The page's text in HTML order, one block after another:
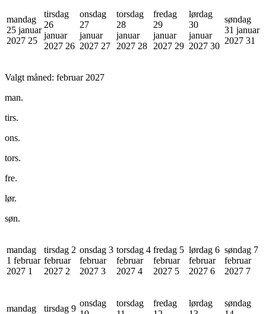
mandag
25 januar
2027 25
tirsdag
26
januar
2027 26
onsdag
27
januar
2027 27
torsdag
28
januar
2027 28
fredag
29
januar
2027 29
lørdag
30
januar
2027 30
søndag
31 januar
2027 31
Valgt måned: februar 2027
man.
tirs.
ons.
tors.
fre.
lør.
søn.
mandag
1 februar
2027 1
tirsdag 2
februar
2027 2
onsdag 3
februar
2027 3
torsdag 4
februar
2027 4
fredag 5
februar
2027 5
lørdag 6
februar
2027 6
søndag 7
februar
2027 7
mandag
tirsdag 9
onsdag
torsdag
fredag
lørdag
søndag